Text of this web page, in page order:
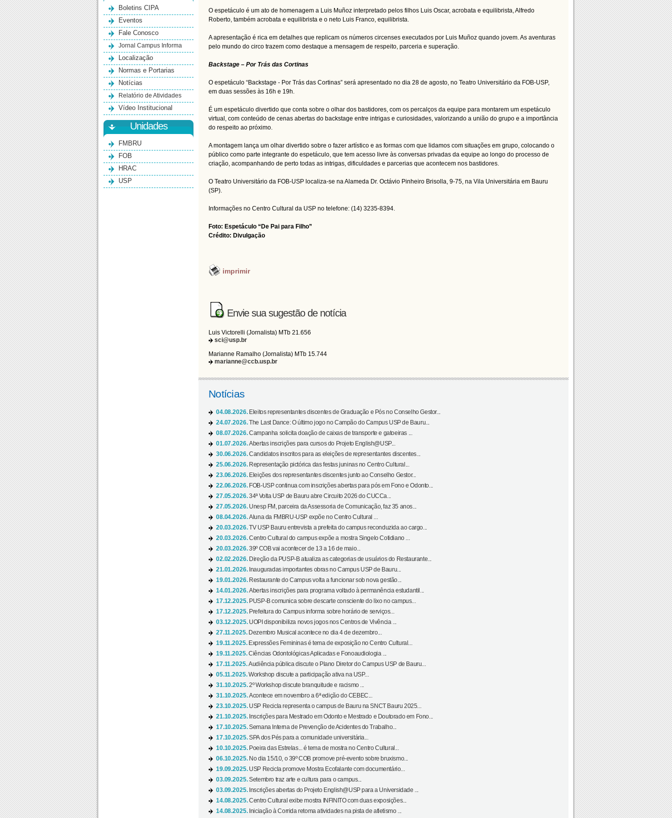
Boletins CIPA
Eventos
Fale Conosco
Jornal Campus Informa
Localização
Normas e Portarias
Notícias
Relatório de Atividades
Vídeo Institucional
Unidades
FMBRU
FOB
HRAC
USP
O espetáculo é um ato de homenagem a Luis Muñoz interpretado pelos filhos Luis Oscar, acrobata e equilibrista, Alfredo
Roberto, também acrobata e equilibrista e o neto Luis Franco, equilibrista.
A apresentação é rica em detalhes que replicam os números circenses executados por Luis Muñoz quando jovem. As aventuras
pelo mundo do circo trazem como destaque a mensagem de respeito, parceria e superação.
Backstage – Por Trás das Cortinas
O espetáculo “Backstage - Por Trás das Cortinas” será apresentado no dia 28 de agosto, no Teatro Universitário da FOB-USP,
em duas sessões às 16h e 19h.
É um espetáculo divertido que conta sobre o olhar dos bastidores, com os percalços da equipe para montarem um espetáculo
virtual, com conteúdo de cenas abertas do backstage entre intrigas e curiosidades, valorizando a união do grupo e a importância
do respeito ao próximo.
A montagem lança um olhar divertido sobre o fazer artístico e as formas com que lidamos com situações em grupo, colocando o
público como parte integrante do espetáculo, que tem acesso livre às conversas privadas da equipe ao longo do processo de
criação, acompanhando de perto todas as intrigas, dificuldades e parcerias que acontecem nos bastidores.
O Teatro Universitário da FOB-USP localiza-se na Alameda Dr. Octávio Pinheiro Brisolla, 9-75, na Vila Universitária em Bauru
(SP).
Informações no Centro Cultural da USP no telefone: (14) 3235-8394.
Foto: Espetáculo “De Pai para Filho”
Crédito: Divulgação
imprimir
Envie sua sugestão de notícia
Luis Victorelli (Jornalista) MTb 21.656
sci@usp.br
Marianne Ramalho (Jornalista) MTb 15.744
marianne@ccb.usp.br
Notícias
04.08.2026. Eleitos representantes discentes de Graduação e Pós no Conselho Gestor...
24.07.2026.The Last Dance: O último jogo no Campão do Campus USP de Bauru...
08.07.2026.Campanha solicita doação de caixas de transporte e gatoeiras ...
01.07.2026.Abertas inscrições para cursos do Projeto English@USP...
30.06.2026.Candidatos inscritos para as eleições de representantes discentes...
25.06.2026. Representação pictórica das festas juninas no Centro Cultural...
23.06.2026. Eleições dos representantes discentes junto ao Conselho Gestor...
22.06.2026. FOB-USP continua com inscrições abertas para pós em Fono e Odonto...
27.05.2026.34ª Volta USP de Bauru abre Circuito 2026 do CUCCa...
27.05.2026. Unesp FM, parceira da Assessoria de Comunicação, faz 35 anos...
08.04.2026.Aluna da FMBRU-USP expõe no Centro Cultural ...
20.03.2026.TV USP Bauru entrevista a prefeita do campus reconduzida ao cargo...
20.03.2026.Centro Cultural do campus expõe a mostra Singelo Cotidiano ...
20.03.2026.39º COB vai acontecer de 13 a 16 de maio...
02.02.2026. Direção da PUSP-B atualiza as categorias de usuários do Restaurante...
21.01.2026. Inauguradas importantes obras no Campus USP de Bauru...
19.01.2026. Restaurante do Campus volta a funcionar sob nova gestão...
14.01.2026.Abertas inscrições para programa voltado à permanência estudantil...
17.12.2025. PUSP-B comunica sobre descarte consciente do lixo no campus...
17.12.2025. Prefeitura do Campus informa sobre horário de serviços...
03.12.2025. UOPI disponibiliza novos jogos nos Centros de Vivência ...
27.11.2025. Dezembro Musical acontece no dia 4 de dezembro...
19.11.2025. Expressões Femininas é tema de exposição no Centro Cultural...
19.11.2025.Ciências Odontológicas Aplicadas e Fonoaudiologia ...
17.11.2025.Audiência pública discute o Plano Diretor do Campus USP de Bauru...
05.11.2025.Workshop discute a participação ativa na USP...
31.10.2025.2º Workshop discute branquitude e racismo ...
31.10.2025.Acontece em novembro a 6ª edição do CEBEC...
23.10.2025. USP Recicla representa o campus de Bauru na SNCT Bauru 2025...
21.10.2025. Inscrições para Mestrado em Odonto e Mestrado e Doutorado em Fono...
17.10.2025.Semana Interna de Prevenção de Acidentes do Trabalho...
17.10.2025.SPA dos Pés para a comunidade universitária...
10.10.2025. Poeira das Estrelas... é tema de mostra no Centro Cultural...
06.10.2025. No dia 15/10, o 39º COB promove pré-evento sobre bruxismo...
19.09.2025. USP Recicla promove Mostra Ecofalante com documentário...
03.09.2025.Setembro traz arte e cultura para o campus...
03.09.2025. Inscrições abertas do Projeto English@USP para a Universidade ...
14.08.2025.Centro Cultural exibe mostra INFINITO com duas exposições...
14.08.2025. Iniciação à Corrida retoma atividades na pista de atletismo ...